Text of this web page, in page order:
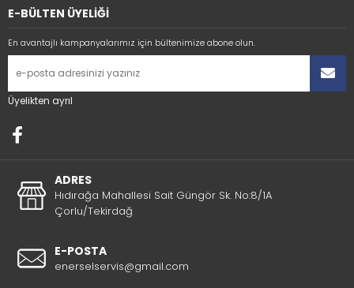
E-BÜLTEN ÜYELİĞİ
En avantajlı kampanyalarımız için bültenimize abone olun.
Üyelikten ayrıl
ADRES
Hıdırağa Mahallesi Sait Güngör Sk. No:8/1A
Çorlu/Tekirdağ
E-POSTA
enerselservis@gmail.com